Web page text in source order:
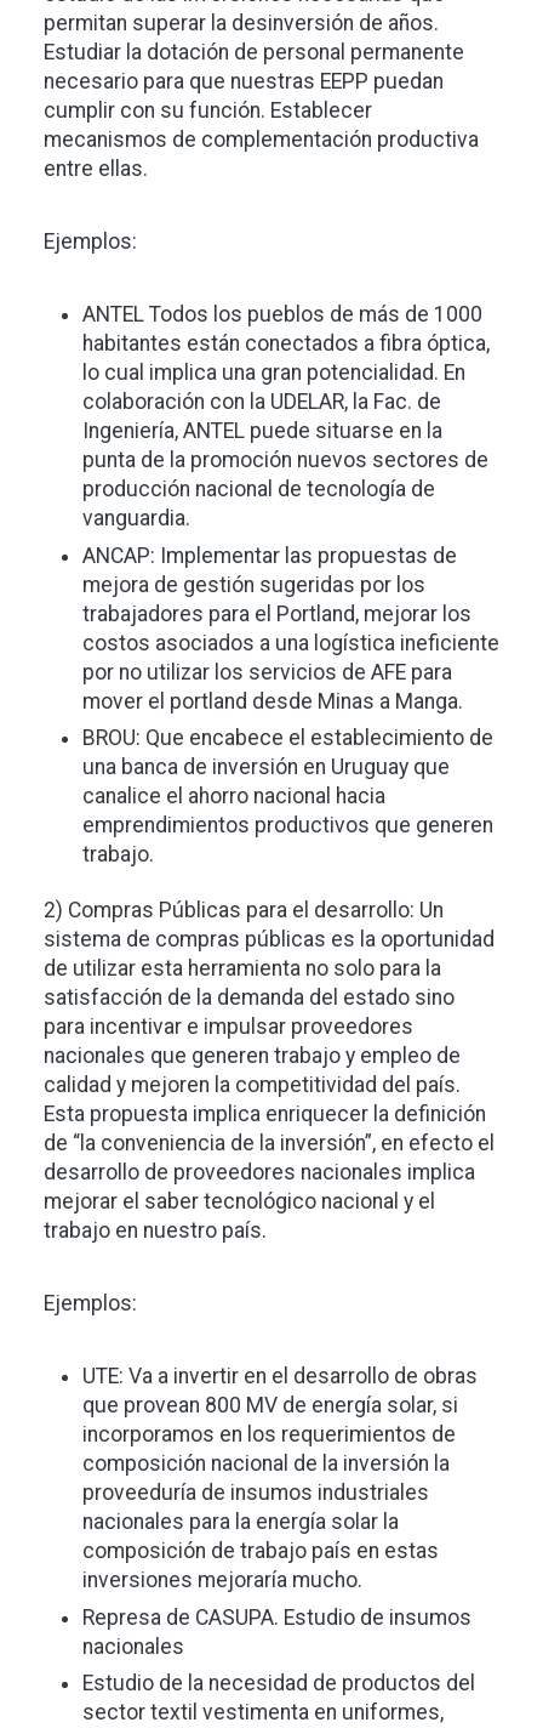
permitan superar la desinversión de años.
Estudiar la dotación de personal permanente
necesario para que nuestras EEPP puedan
cumplir con su función. Establecer
mecanismos de complementación productiva
entre ellas.
Ejemplos:
ANTEL Todos los pueblos de más de 1000
habitantes están conectados a fibra óptica,
lo cual implica una gran potencialidad. En
colaboración con la UDELAR, la Fac. de
Ingeniería, ANTEL puede situarse en la
punta de la promoción nuevos sectores de
producción nacional de tecnología de
vanguardia.
ANCAP: Implementar las propuestas de
mejora de gestión sugeridas por los
trabajadores para el Portland, mejorar los
costos asociados a una logística ineficiente
por no utilizar los servicios de AFE para
mover el portland desde Minas a Manga.
BROU: Que encabece el establecimiento de
una banca de inversión en Uruguay que
canalice el ahorro nacional hacia
emprendimientos productivos que generen
trabajo.
2) Compras Públicas para el desarrollo: Un
sistema de compras públicas es la oportunidad
de utilizar esta herramienta no solo para la
satisfacción de la demanda del estado sino
para incentivar e impulsar proveedores
nacionales que generen trabajo y empleo de
calidad y mejoren la competitividad del país.
Esta propuesta implica enriquecer la definición
de “la conveniencia de la inversión”, en efecto el
desarrollo de proveedores nacionales implica
mejorar el saber tecnológico nacional y el
trabajo en nuestro país.
Ejemplos:
UTE: Va a invertir en el desarrollo de obras
que provean 800 MV de energía solar, si
incorporamos en los requerimientos de
composición nacional de la inversión la
proveeduría de insumos industriales
nacionales para la energía solar la
composición de trabajo país en estas
inversiones mejoraría mucho.
Represa de CASUPA. Estudio de insumos
nacionales
Estudio de la necesidad de productos del
sector textil vestimenta en uniformes,